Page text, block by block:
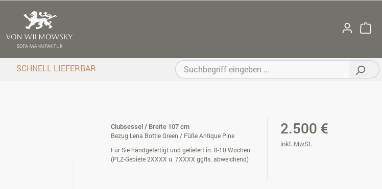
SCHNELL LIEFERBAR
Clubsessel / Breite 107 cm
Bezug Lena Bottle Green / Füße Antique Pine
Für Sie handgefertigt und geliefert in: 8-10 Wochen
(PLZ-Gebiete 2XXXX u. 7XXXX ggfls. abweichend)
2.500 €
inkl. MwSt.